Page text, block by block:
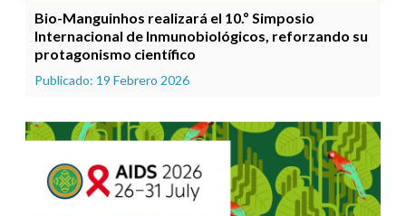
Bio-Manguinhos realizará el 10.º Simposio
Internacional de Inmunobiológicos, reforzando su
protagonismo científico
Publicado: 19 Febrero 2026